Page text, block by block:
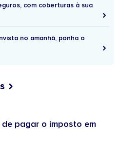
com coberturas à sua
no amanhã, ponha o
pagar o imposto em